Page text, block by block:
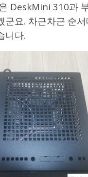
DeskMini 310과
군요. 차근차근 순
니다.